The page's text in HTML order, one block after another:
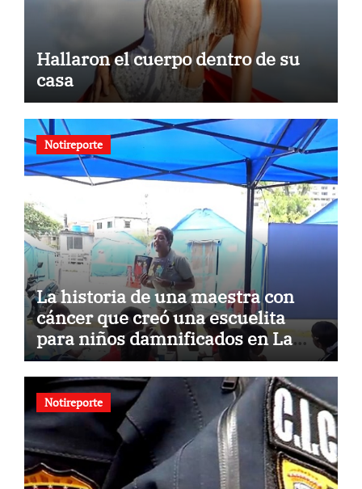
Hallaron el cuerpo dentro de su
casa
Notireporte
La historia de una maestra con
cáncer que creó una escuelita
para niños damnificados en La
Guaira
Notireporte